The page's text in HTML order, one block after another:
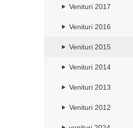
Venituri 2017
Venituri 2016
Venituri 2015
Venituri 2014
Venituri 2013
Venituri 2012